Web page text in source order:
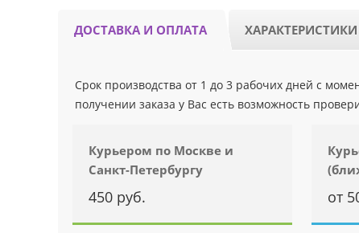
ДОСТАВКА И ОПЛАТА ХАРАКТЕРИСТИКИ
Срок производства от 1 до 3 рабочих дней с
получении заказа у Вас есть возможность
Курьером по Москве и
Санкт-Петербургу
450 руб. от